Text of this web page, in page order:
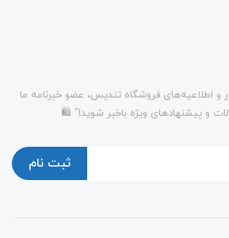
و اطلاعیه‌های فروشگاه تندیس، عضو خبرنامه ما
و پیشنهادهای ویژه باخبر شوید!" 🛍️
ثبت نام